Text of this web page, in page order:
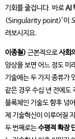
기회를 줄겁니다. 바로AI
(Singularity point)’이 오
려보시지요.
이종철) 근본적으로사회
양상을 보면 어느 정도 미
기술에는 두 가지 종류가
같은 경우 수십 년 전에도
블록체인 기술도 향후 넘
제 기술혁신이 이루어질
두 번째로는수평적 확장